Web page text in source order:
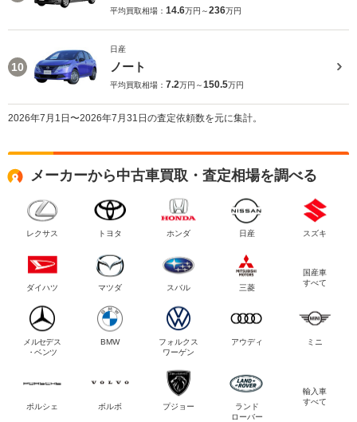
平均買取相場： 14.6万円～236万円
10
日産
ノート
平均買取相場： 7.2万円～150.5万円
2026年7月1日〜2026年7月31日の査定依頼数を元に集計。
メーカーから中古車買取・査定相場を調べる
レクサス トヨタ ホンダ 日産 スズキ
ダイハツ マツダ スバル 三菱
国産車
すべて
メルセデス
・ベンツ
BMW
フォルクス
ワーゲン
アウディ ミニ
ポルシェ ボルボ プジョー
ランド
ローバー
輸入車
すべて